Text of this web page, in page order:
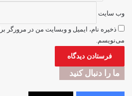
وب‌ سایت
ذخیره نام، ایمیل و وبسایت من در مرورگر
می‌نویسم.
ما را دنبال کنید